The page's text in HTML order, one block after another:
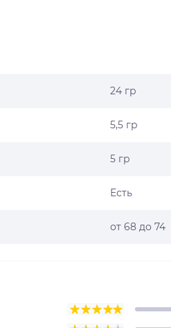
24 гр
5,5 гр
5 гр
Есть
от 68 до 74